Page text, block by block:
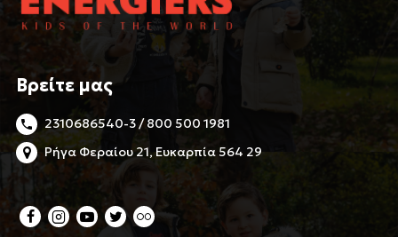
Βρείτε μας
2310686540-3 / 800 500 1981
Ρήγα Φεραίου 21, Ευκαρπία 564 29